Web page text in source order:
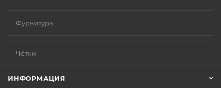
Фурнитура
Чётки
ИНФОРМАЦИЯ